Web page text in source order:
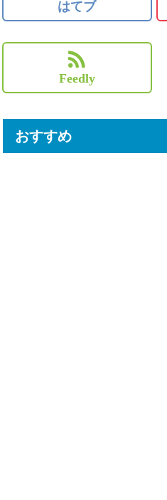
はてブ
Feedly
おすすめ